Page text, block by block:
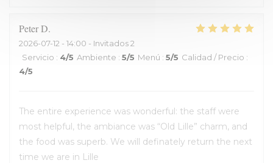
PeterD
2026-07-12 - 14:00 - Invitados 2
Servicio : 4/5 Ambiente : 5/5 Menú : 5/5 Calidad / Precio :
4/5
The entire experience was wonderful: the staff were
most helpful, the ambiance was “Old Lille” charm, and
the food was superb. We will definately return the next
time we are in Lille